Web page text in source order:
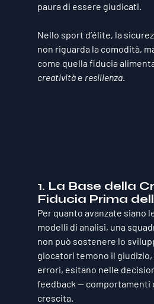
paura di essere giudicati.
Nello sport d’élite, la
non riguarda la comodità,
come quella fiducia
creatività e resilienza.
1. La Base della
Fiducia Prima
Per quanto avanzate siano
modelli di analisi, una
non può sostenere lo
giocatori temono il
errori, esitano nelle
feedback — comportamenti
crescita.